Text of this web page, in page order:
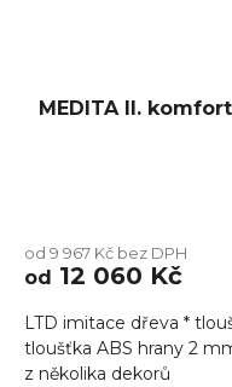
MEDITA II.
produktu
je
z
5
hvězdiček.
od 9 967 Kč bez DPH
od 12 060 Kč
LTD imitace dřeva *
tloušťka ABS hrany 2
z několika dekorů